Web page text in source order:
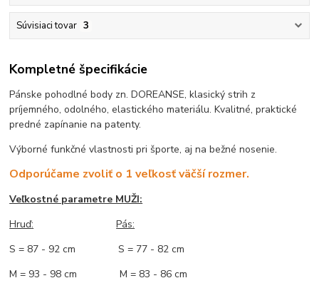
Súvisiaci tovar 3
Kompletné špecifikácie
Pánske pohodlné body zn. DOREANSE, klasický strih z
príjemného, odolného, elastického materiálu. Kvalitné, praktické
predné zapínanie na patenty.
Výborné funkčné vlastnosti pri športe, aj na bežné nosenie.
Odporúčame zvoliť o 1 veľkosť väčší rozmer.
Veľkostné parametre MUŽI:
Hruď:
Pás:
S = 87 - 92 cm S = 77 - 82 cm
M = 93 - 98 cm M = 83 - 86 cm